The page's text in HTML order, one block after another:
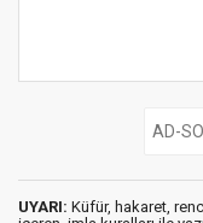
UYARI: Küfür, hakaret,